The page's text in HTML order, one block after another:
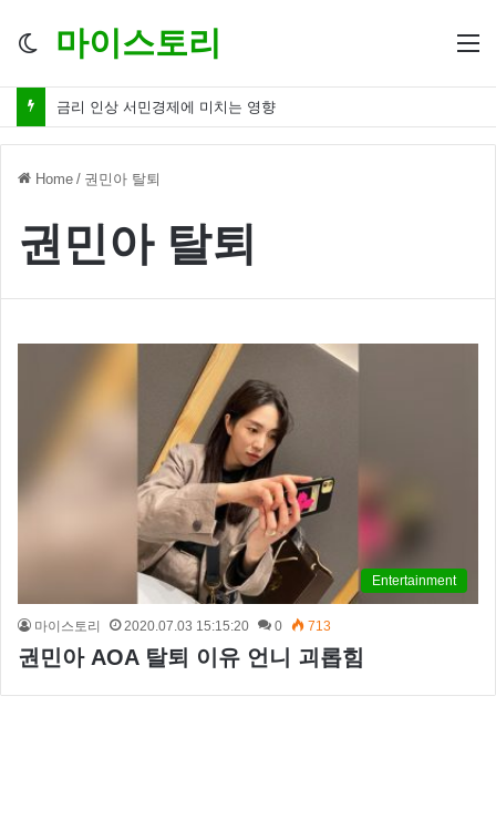
Switch
마이스토리
금리 인상 서민경제에 미치는 영향
Home / 권민아 탈퇴
권민아 탈퇴
Entertainment
마이스토리 2020.07.03 15:15:20 0 713
권민아 AOA 탈퇴 이유 언니 괴롭힘